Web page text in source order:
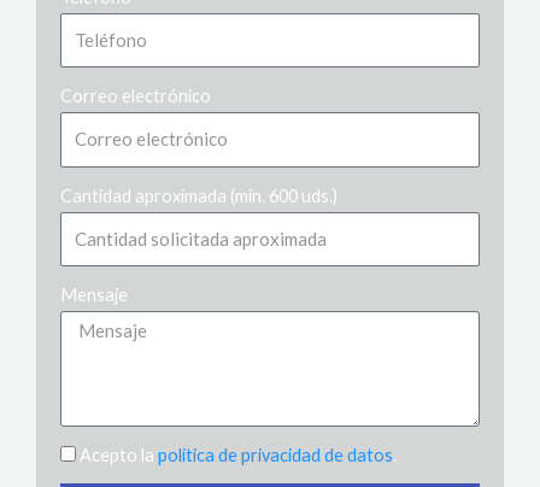
Correo electrónico
Cantidad aproximada (min. 600 uds.)
Mensaje
Acepto la política de privacidad de datos.